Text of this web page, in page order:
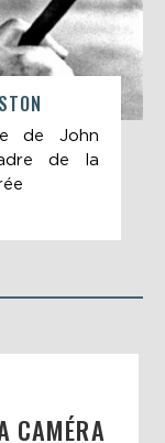
de John
de la
CAMÉRA